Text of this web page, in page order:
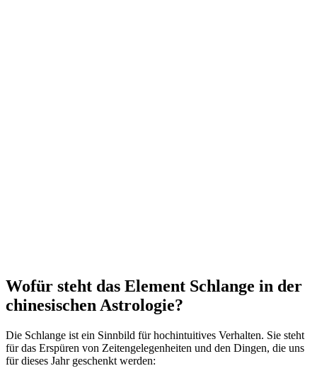
Wofür steht das Element Schlange in der
chinesischen Astrologie?
Die Schlange ist ein Sinnbild für hochintuitives Verhalten. Sie steht
für das Erspüren von Zeitengelegenheiten und den Dingen, die uns
für dieses Jahr geschenkt werden: